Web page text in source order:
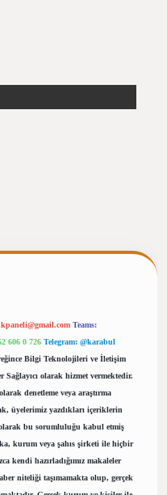
Teams:
606 0 726 Telegram: @karabul
Bilgi Teknolojileri ve İletişim
olarak hizmet vermektedir.
denetleme veya araştırma
üyelerimiz yazdıkları içeriklerin
bu sorumluluğu kabul etmiş
kurum veya şahıs şirketi ile hiçbir
kendi hazırladığımız makaleler
niteliği taşımamakta olup, gerçek